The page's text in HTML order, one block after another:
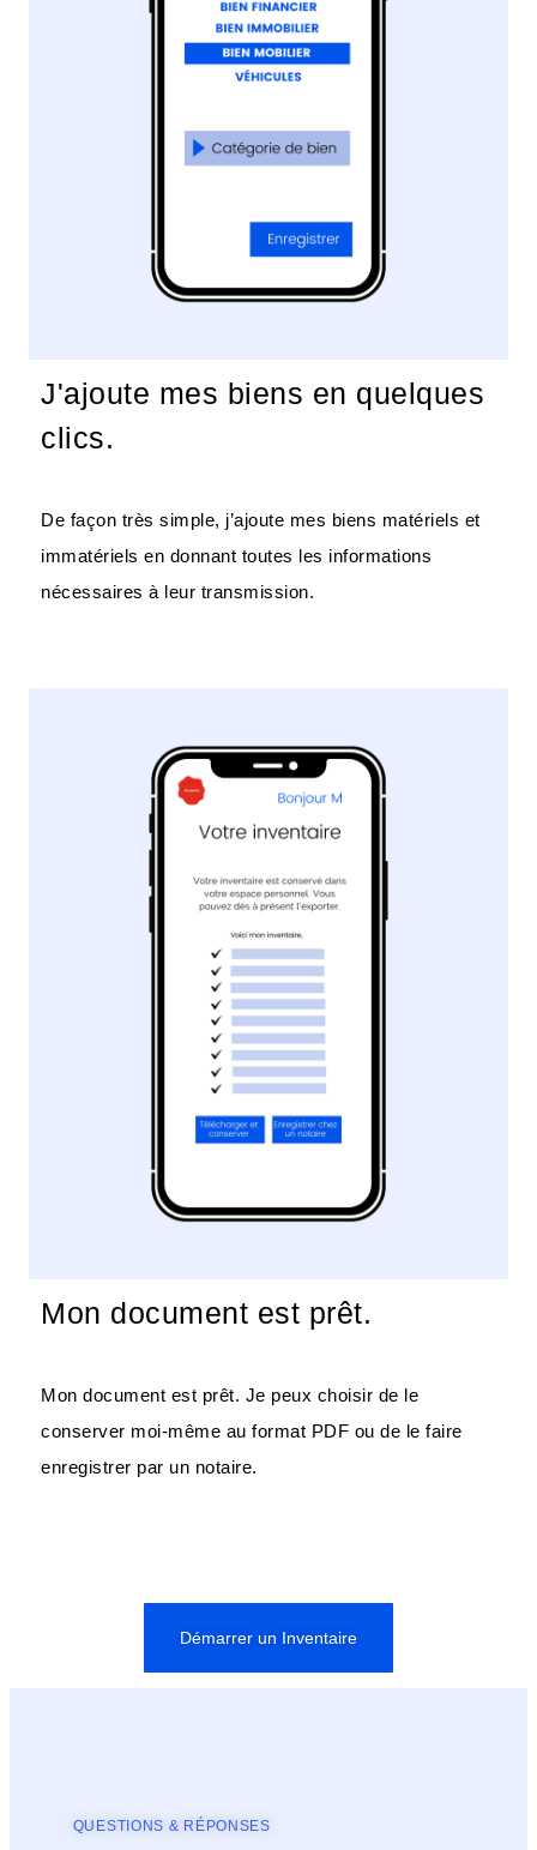
J'ajoute mes biens en quelques
clics.
De façon très simple, j’ajoute mes biens matériels et
immatériels en donnant toutes les informations
nécessaires à leur transmission.
Mon document est prêt.
Mon document est prêt. Je peux choisir de le
conserver moi-même au format PDF ou de le faire
enregistrer par un notaire.
Démarrer un Inventaire
QUESTIONS & RÉPONSES